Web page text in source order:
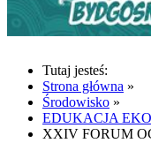
Tutaj jesteś:
Strona główna »
Środowisko »
EDUKACJA
XXIV FORUM